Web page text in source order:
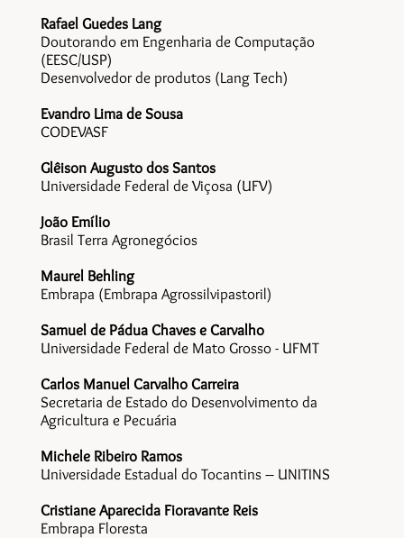
Rafael Guedes Lang
Doutorando em Engenharia de Computação
(EESC/USP)
Desenvolvedor de produtos (Lang Tech)
Evandro Lima de Sousa
CODEVASF
Glêison Augusto dos Santos
Universidade Federal de Viçosa (UFV)
João Emílio
Brasil Terra Agronegócios
Maurel Behling
Embrapa (Embrapa Agrossilvipastoril)
Samuel de Pádua Chaves e Carvalho
Universidade Federal de Mato Grosso - UFMT
Carlos Manuel Carvalho Carreira
Secretaria de Estado do Desenvolvimento da
Agricultura e Pecuária
Michele Ribeiro Ramos
Universidade Estadual do Tocantins – UNITINS
Cristiane Aparecida Fioravante Reis
Embrapa Floresta